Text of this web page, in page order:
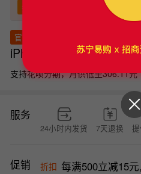
官方质检
iPhone 16
支持花呗分期，月供低至306.11元
服务
24小时内发货 7天退换
促销 折扣 每满500立减15